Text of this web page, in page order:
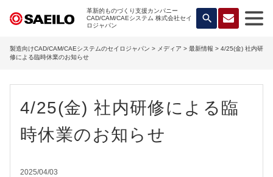
革新的ものづくり支援カンパニー
CAD/CAM/CAEシステム 株式会社セイ
ロジャパン
search
製造向けCAD/CAM/CAEシステムのセイロジャパン > メディア > 最新情報 > 4/25(金) 社内研
修による臨時休業のお知らせ
4/25(金) 社内研修による臨
時休業のお知らせ
2025/04/03